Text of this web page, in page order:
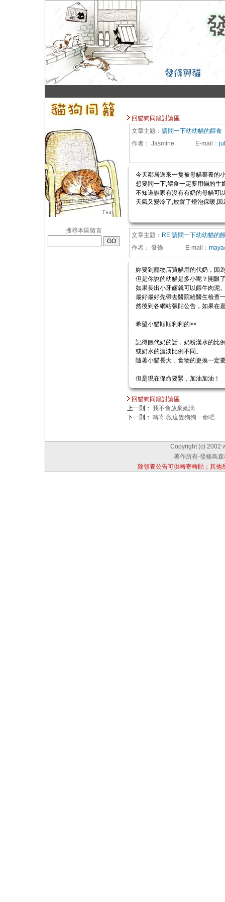
搜尋本區留言
回貓狗同籠討論區
文章主題： 請問一下幼幼貓的餵食
作者： Jasmine E-mail ：
今天鄰居送來一隻被母貓棄養的
想要問一下,餵食一定要用貓的牛
不知道誰家有沒有有奶的母貓可
天氣又變冷了,放置了燈泡保暖,
文章主題： RE:請問一下幼幼貓的
作者： 發條 E-mail ：
妳要到寵物店買貓用的代奶，因
但是你說的幼貓是多小呢？開眼
如果長出小牙齒就可以餵牛肉泥
最好最好先帶去醫院給醫生檢查
然後到各網站張貼公告，如果在
希望小貓順順利利的><
記得餵代奶的話，奶粉漢水的比
或奶水的濃淡比例不同。
隨著小貓長大，食物的更換一定
但是現在保命要緊，加油加油！
回貓狗同籠討論區
上一則： 我不會放棄她滴..
下一則： 轉寄:救這隻狗狗一命吧
Copyright (c) 2002
著作所有-發條鳥
除領養公告可供轉寄轉貼；其